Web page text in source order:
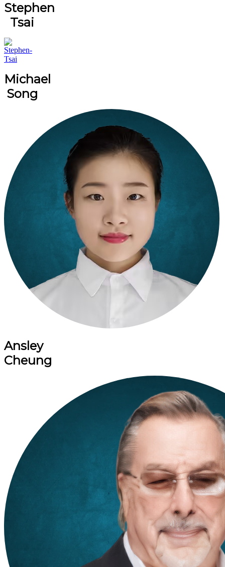
Stephen
Tsai
Michael
Song
Ansley
Cheung